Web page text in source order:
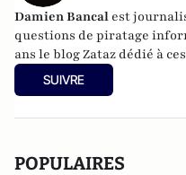
Damien Bancal est
questions de piratage
ans le blogZataz dédié à
SUIVRE
POPULAIRES